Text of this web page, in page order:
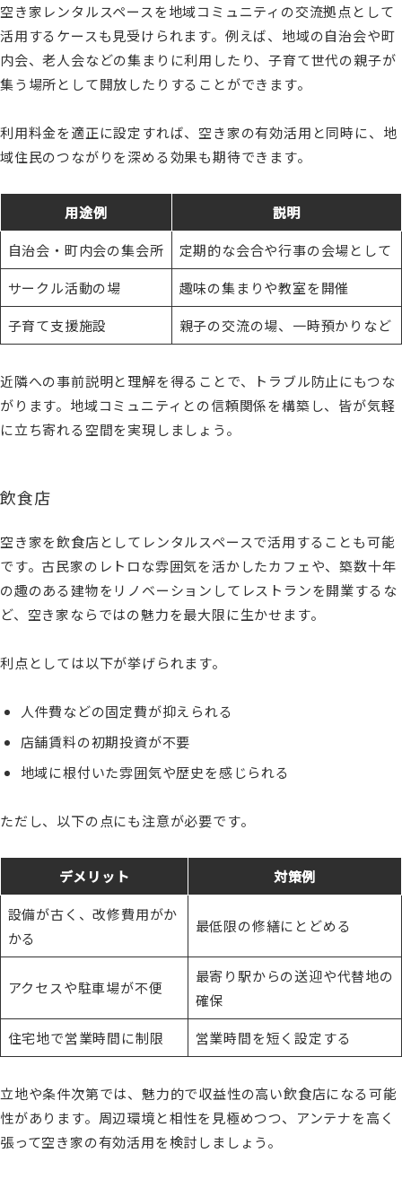
空き家レンタルスペースを地域コミュニティの交流拠点として
活用するケースも見受けられます。例えば、地域の自治会や町
内会、老人会などの集まりに利用したり、子育て世代の親子が
集う場所として開放したりすることができます。
利用料金を適正に設定すれば、空き家の有効活用と同時に、地
域住民のつながりを深める効果も期待できます。
用途例
説明
自治会・町内会の集会所
定期的な会合や行事の会場として
サークル活動の場
趣味の集まりや教室を開催
子育て支援施設
親子の交流の場、一時預かりなど
近隣への事前説明と理解を得ることで、トラブル防止にもつな
がります。地域コミュニティとの信頼関係を構築し、皆が気軽
に立ち寄れる空間を実現しましょう。
飲食店
空き家を飲食店としてレンタルスペースで活用することも可能
です。古民家のレトロな雰囲気を活かしたカフェや、築数十年
の趣のある建物をリノベーションしてレストランを開業するな
ど、空き家ならではの魅力を最大限に生かせます。
利点としては以下が挙げられます。
人件費などの固定費が抑えられる
店舗賃料の初期投資が不要
地域に根付いた雰囲気や歴史を感じられる
ただし、以下の点にも注意が必要です。
デメリット
対策例
設備が古く、改修費用がか
かる
最低限の修繕にとどめる
アクセスや駐車場が不便
最寄り駅からの送迎や代替地の
確保
住宅地で営業時間に制限
営業時間を短く設定する
立地や条件次第では、魅力的で収益性の高い飲食店になる可能
性があります。周辺環境と相性を見極めつつ、アンテナを高く
張って空き家の有効活用を検討しましょう。